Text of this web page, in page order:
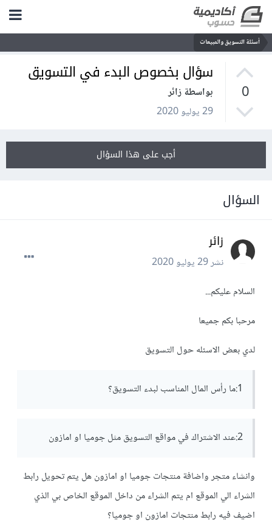
أسئلة التسويق والمبيعات
0
سؤال بخصوص البدء في التسويق
بواسطة زائر
29 يوليو 2020
أجب على هذا السؤال
السؤال
زائر
نشر29 يوليو 2020
السلام عليكم...
مرحبا بكم جميعا
لدي بعض الاسئله حول التسويق
1:ما رأس المال المناسب لبدء التسويق؟
2:عند الاشتراك في مواقع التسويق مثل جوميا او امازون
وانشاء متجر واضافة منتجات جوميا او امازون هل يتم تحويل رابط
الشراء الي الموقع ام يتم الشراء من داخل الموقع الخاص بي الذي
اضيف فيه رابط منتجات امازون او جوميا؟